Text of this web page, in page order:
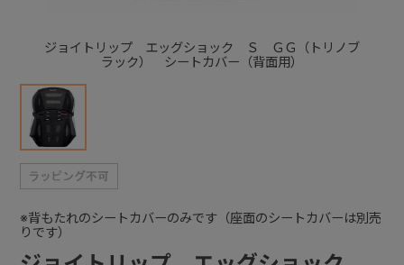
ジョイトリップ エッグショック Ｓ ＧＧ（トリノブ
ラック） シートカバー（背面用）
※背もたれのシートカバーのみです（座面のシートカバーは別売
りです）